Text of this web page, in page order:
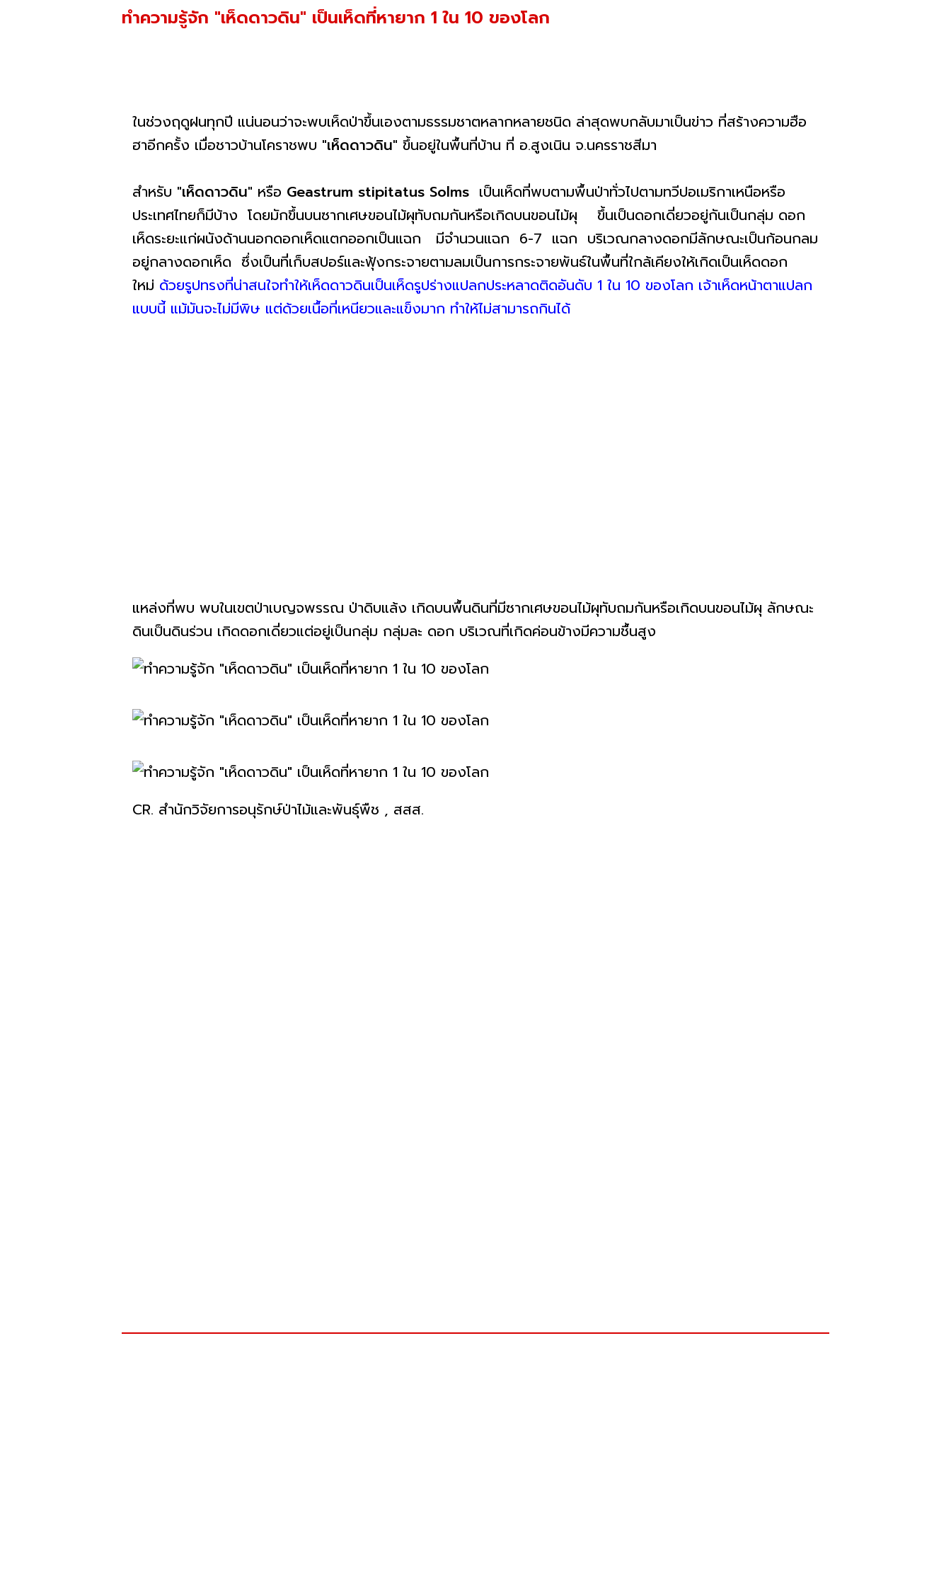
ทำความรู้จัก "เห็ดดาวดิน" เป็นเห็ดที่หายาก 1 ใน 10 ของโลก
ในช่วงฤดูฝนทุกปี แน่นอนว่าจะพบเห็ดป่าขึ้นเองตามธรรมชาตหลากหลายชนิด ล่าสุดพบกลับมาเป็นข่าว ที่สร้างความฮือ
ฮาอีกครั้ง เมื่อชาวบ้านโคราชพบ "เห็ดดาวดิน" ขึ้นอยู่ในพื้นที่บ้าน ที่ อ.สูงเนิน จ.นครราชสีมา
สำหรับ "เห็ดดาวดิน" หรือ Geastrum stipitatus Solms เป็นเห็ดที่พบตามพื้นป่าทั่วไปตามทวีปอเมริกาเหนือหรือ
ประเทศไทยก็มีบ้าง โดยมักขึ้นบนซากเศษขอนไม้ผุทับถมกันหรือเกิดบนขอนไม้ผุ ขึ้นเป็นดอกเดี่ยวอยู่กันเป็นกลุ่ม ดอก
เห็ดระยะแก่ผนังด้านนอกดอกเห็ดแตกออกเป็นแฉก มีจำนวนแฉก 6-7 แฉก บริเวณกลางดอกมีลักษณะเป็นก้อนกลม
อยู่กลางดอกเห็ด ซึ่งเป็นที่เก็บสปอร์และฟุ้งกระจายตามลมเป็นการกระจายพันธ์ในพื้นที่ใกล้เคียงให้เกิดเป็นเห็ดดอก
ใหม่ ด้วยรูปทรงที่น่าสนใจทำให้เห็ดดาวดินเป็นเห็ดรูปร่างแปลกประหลาดติดอันดับ 1 ใน 10 ของโลก เจ้าเห็ดหน้าตาแปลก
แบบนี้ แม้มันจะไม่มีพิษ แต่ด้วยเนื้อที่เหนียวและแข็งมาก ทำให้ไม่สามารถกินได้
แหล่งที่พบ พบในเขตป่าเบญจพรรณ ป่าดิบแล้ง เกิดบนพื้นดินที่มีซากเศษขอนไม้ผุทับถมกันหรือเกิดบนขอนไม้ผุ ลักษณะ
ดินเป็นดินร่วน เกิดดอกเดี่ยวแต่อยู่เป็นกลุ่ม กลุ่มละ ดอก บริเวณที่เกิดค่อนข้างมีความชื้นสูง
CR. สำนักวิจัยการอนุรักษ์ป่าไม้และพันธุ์พืช , สสส.